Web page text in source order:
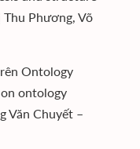
Thu Phương, Võ
Ontology
ontology
Văn Chuyết –